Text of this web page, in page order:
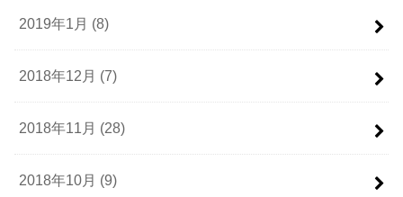
2019年1月 (8)
2018年12月 (7)
2018年11月 (28)
2018年10月 (9)